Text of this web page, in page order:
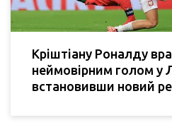
Кріштіану Роналду
неймовірним голом у
встановивши новий